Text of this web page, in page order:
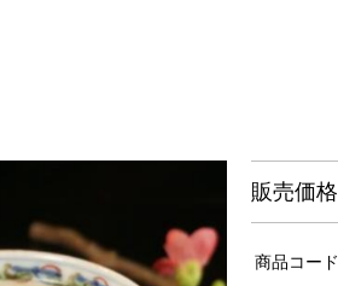
販売価格
商品コード